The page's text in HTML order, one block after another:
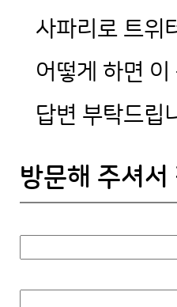
사파리로 트위
어떻게 하면
답변 부탁드립
방문해 주셔